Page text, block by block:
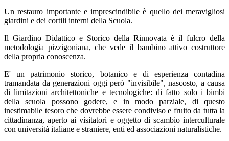
Un restauro importante e imprescindibile è quello dei meravigliosi
giardini e dei cortili interni della Scuola.
Il Giardino Didattico e Storico della Rinnovata è il fulcro della
metodologia pizzigoniana, che vede il bambino attivo costruttore
della propria conoscenza.
E' un patrimonio storico, botanico e di esperienza contadina
tramandata da generazioni oggi però "invisibile", nascosto, a causa
di limitazioni architettoniche e tecnologiche: di fatto solo i bimbi
della scuola possono godere, e in modo parziale, di questo
inestimabile tesoro che dovrebbe essere condiviso e fruito da tutta la
cittadinanza, aperto ai visitatori e oggetto di scambio interculturale
con università italiane e straniere, enti ed associazioni naturalistiche.